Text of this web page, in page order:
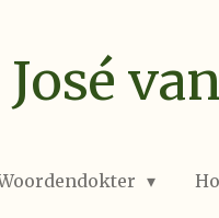
José